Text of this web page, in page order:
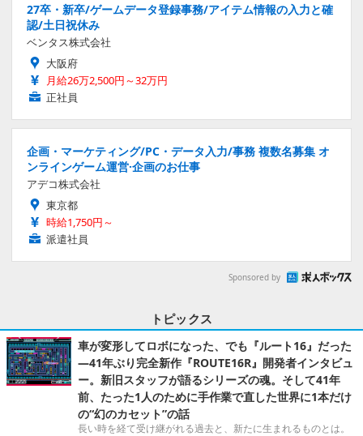
27卒・新卒/ゲームデータ登録事務/アイテム情報の入力と確
認/土日祝休み
ベンタス株式会社
大阪府
月給26万2,500円～32万円
正社員
企画・マーケティング/PC・データ入力/事務 複数名募集 オ
ンラインゲーム運営·企画のお仕事
アデコ株式会社
東京都
時給1,750円～
派遣社員
Sponsored by
トピックス
車が変形してロボになった、でも『ルート16』だった
―41年ぶり完全新作『ROUTE16R』開発者インタビュ
ー。新旧スタッフが語るシリーズの魂。そして41年
前、たった1人のために手作業で直した世界に1本だけ
の“幻のカセット”の話
長い時を経て受け継がれる過去と、新たに生まれるものとは。